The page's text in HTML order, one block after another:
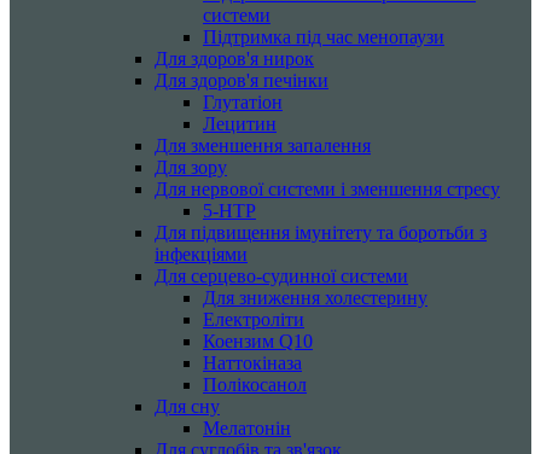
системи
Підтримка під час менопаузи
Для здоров'я нирок
Для здоров'я печінки
Глутатіон
Лецитин
Для зменшення запалення
Для зору
Для нервової системи і зменшення стресу
5-HTP
Для підвищення імунітету та боротьби з
інфекціями
Для серцево-судинної системи
Для зниження холестерину
Електроліти
Коензим Q10
Наттокіназа
Полікосанол
Для сну
Мелатонін
Для суглобів та зв'язок